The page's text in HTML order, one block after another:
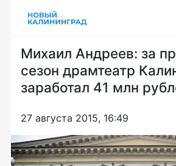
Михаил Андреев: за
сезон драмтеатр
заработал 41 млн
27 августа 2015, 16:49